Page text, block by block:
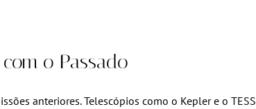
o Passado
anteriores. Telescópios como o Kepler e o